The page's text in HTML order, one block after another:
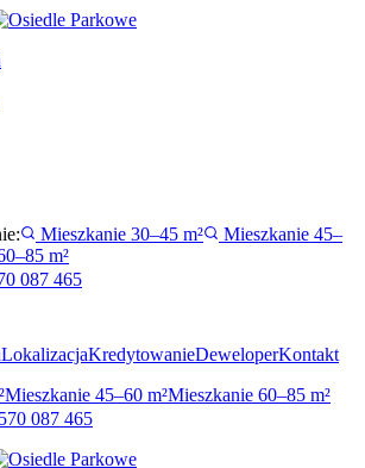
Mieszkanie 30–45 m²
Mieszkanie 45–
m²
087 465
LokalizacjaKredytowanieDeweloperKontakt
Mieszkanie 45–60 m²Mieszkanie 60–85 m²
570 087 465